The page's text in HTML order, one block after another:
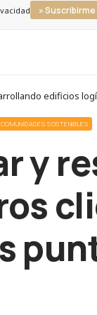
»
edificios
SOSTENIBLES
y